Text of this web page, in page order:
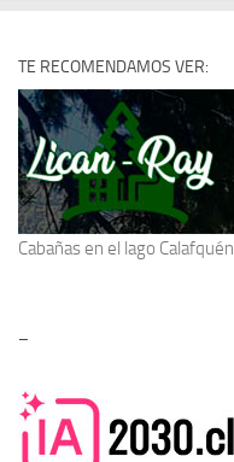
TE RECOMENDAMOS VER:
Cabañas en el lago Calafquén
–